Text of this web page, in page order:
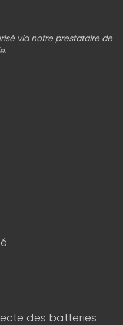
via notre prestataire de
des batteries